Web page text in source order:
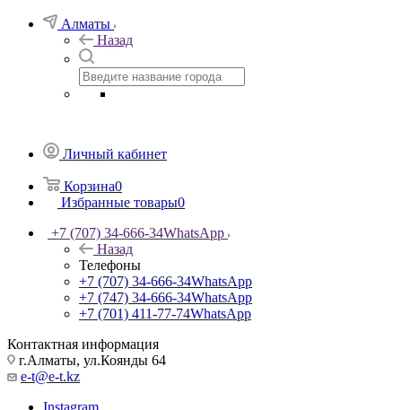
Алматы
Назад
Личный кабинет
Корзина0
Избранные товары0
+7 (707) 34-666-34WhatsApp
Назад
Телефоны
+7 (707) 34-666-34WhatsApp
+7 (747) 34-666-34WhatsApp
+7 (701) 411-77-74WhatsApp
Контактная информация
г.Алматы, ул.Коянды 64
e-t@e-t.kz
Instagram